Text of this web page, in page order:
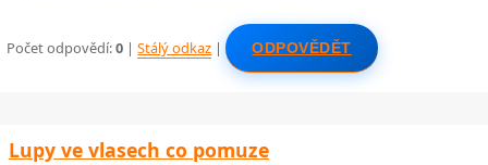
Počet odpovědí:0 |Stálý odkaz | ODPOVĚDĚT
Lupy ve vlasech co pomuze